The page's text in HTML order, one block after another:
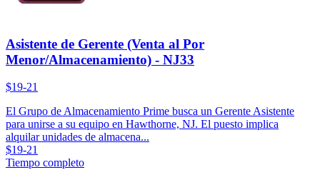
Asistente de Gerente (Venta al Por
Menor/Almacenamiento) - NJ33
$19-21
El Grupo de Almacenamiento Prime busca un Gerente Asistente
para unirse a su equipo en Hawthorne, NJ. El puesto implica
alquilar unidades de almacena...
$19-21
Tiempo completo